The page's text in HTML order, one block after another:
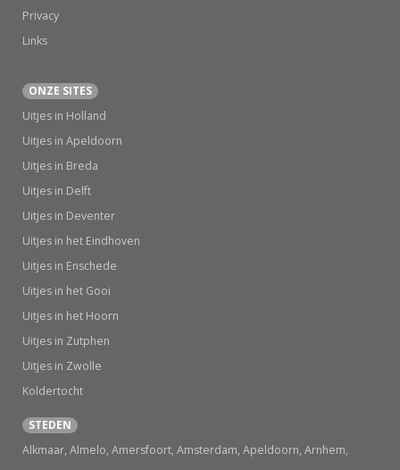
Privacy
Links
ONZE SITES
Uitjes in Holland
Uitjes in Apeldoorn
Uitjes in Breda
Uitjes in Delft
Uitjes in Deventer
Uitjes in het Eindhoven
Uitjes in Enschede
Uitjes in het Gooi
Uitjes in het Hoorn
Uitjes in Zutphen
Uitjes in Zwolle
Koldertocht
STEDEN
Alkmaar, Almelo, Amersfoort, Amsterdam, Apeldoorn, Arnhem,